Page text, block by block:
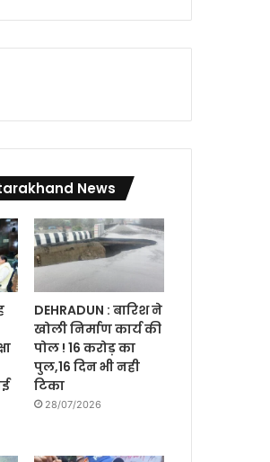
News
DEHRADUN : बारिश ने
खोली निर्माण कार्य की
पोल ! 16 करोड़ का
पुल,16 दिन भी नही
टिका
28/07/2026